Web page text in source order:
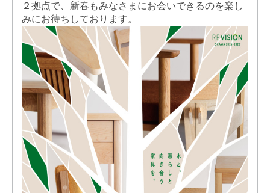
２拠点で、新春もみなさまにお会いできるのを楽し
みにお待ちしております。